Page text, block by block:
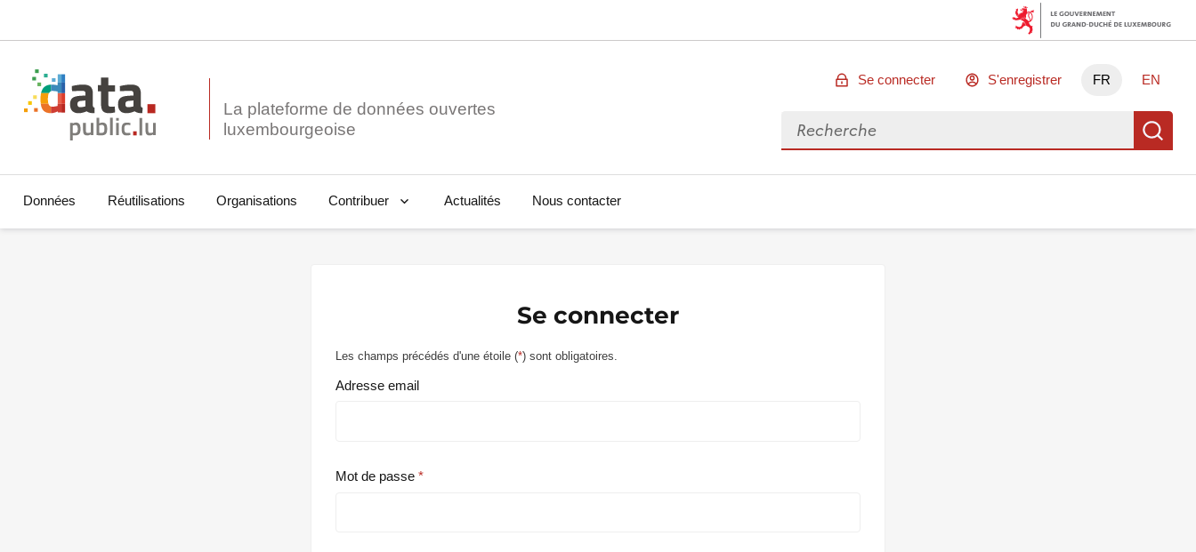
La plateforme de données ouvertes
Se connecter S'enregistrer FR EN
Rechercher des données
Données Réutilisations Organisations Contribuer Actualités Nous contacter
Se connecter
Les champs précédés d'une étoile (*) sont obligatoires.
Adresse email
Mot de passe